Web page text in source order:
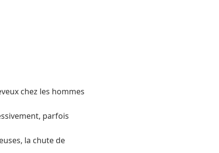
chez les hommes
parfois
la chute de